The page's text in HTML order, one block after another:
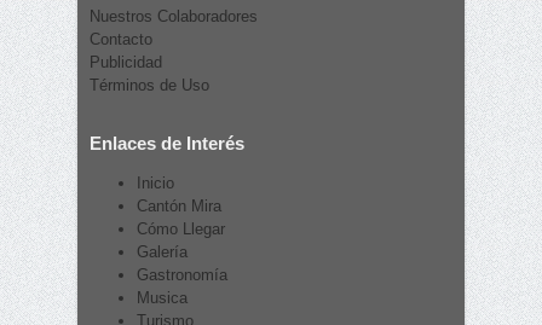
Nuestros Colaboradores
Contacto
Publicidad
Términos de Uso
Enlaces de Interés
Inicio
Cantón Mira
Cómo Llegar
Galería
Gastronomía
Musica
Turismo